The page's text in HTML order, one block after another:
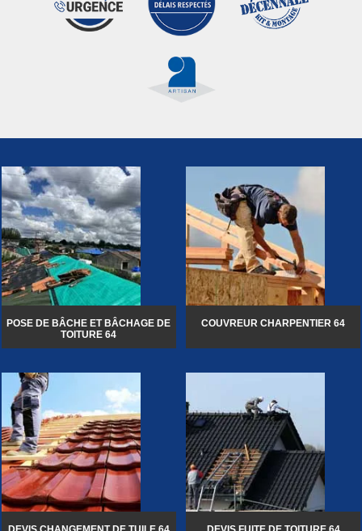
POSE DE BÂCHE ET BÂCHAGE DE
TOITURE 64
COUVREUR CHARPENTIER 64